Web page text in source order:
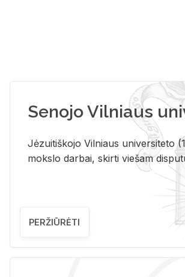
Senojo Vilniaus
Jėzuitiškojo Vilniaus universiteto
mokslo darbai, skirti viešam
PERŽIŪRĖTI